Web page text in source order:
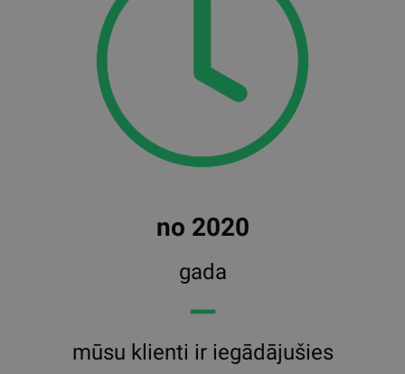
no 2020
gada
━━
mūsu klienti ir iegādājušies